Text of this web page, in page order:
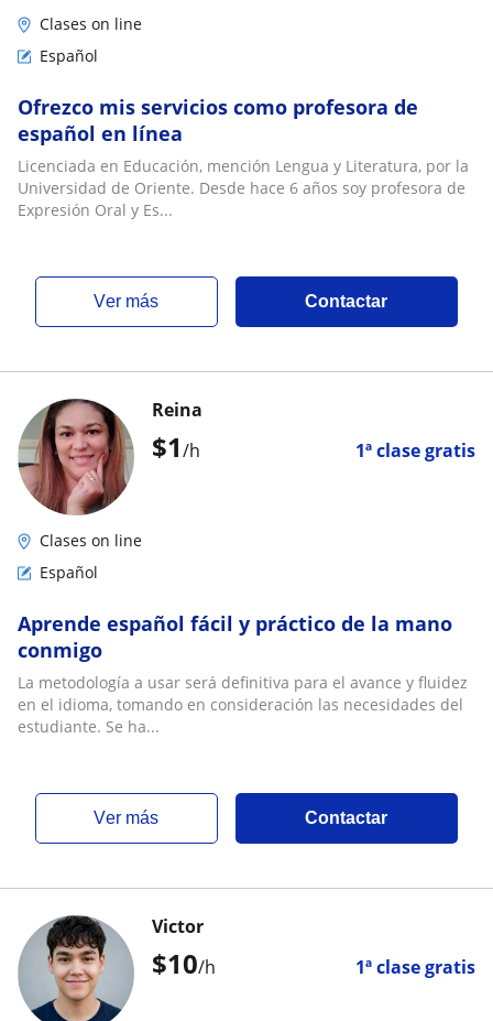
Clases on line
Español
Ofrezco mis servicios como profesora de
español en línea
Licenciada en Educación, mención Lengua y Literatura, por la
Universidad de Oriente. Desde hace 6 años soy profesora de
Expresión Oral y Es...
ver más Contactar
$1/h 1ª clase gratis
Reina
Clases on line
Español
Aprende español fácil y práctico de la mano
conmigo
La metodología a usar será definitiva para el avance y fluidez
en el idioma, tomando en consideración las necesidades del
estudiante. Se ha...
ver más Contactar
$10/h 1ª clase gratis
Victor